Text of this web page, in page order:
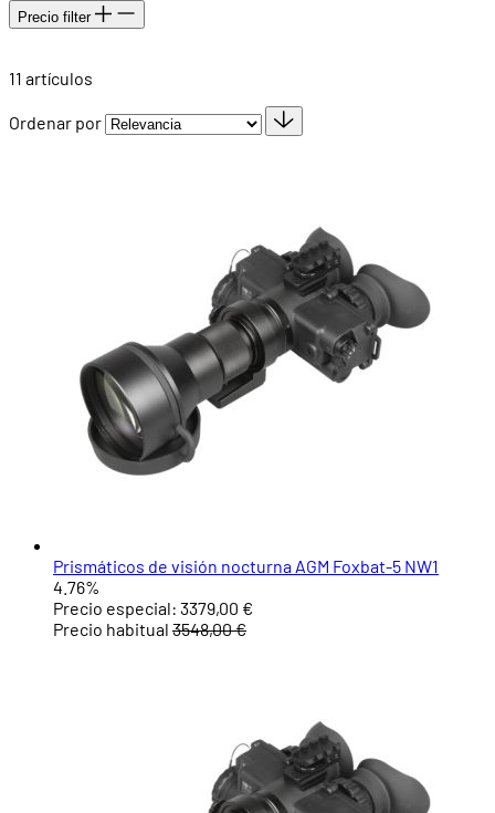
Precio filter
11 artículos
Ordenar por
Prismáticos de visión nocturna AGM Foxbat-5 NW1
4.76%
Precio especial: 3379,00 €
Precio habitual 3548,00 €